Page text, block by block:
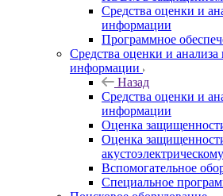
Средства оценки и
информации
Программное
Средства оценки и анализа
информации
Назад
Средства оценки и
информации
Оценка
Оценка
Вспомогательное
Специальное